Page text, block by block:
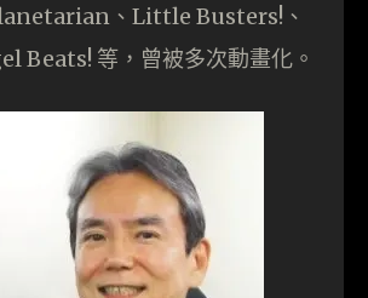
、Little Busters!、
Beats! 等，曾被多次動畫化。